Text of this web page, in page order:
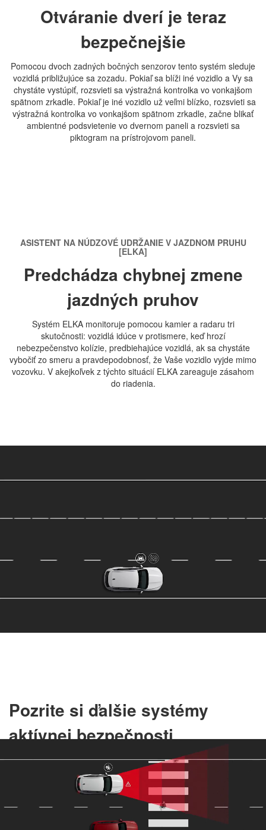
Otváranie dverí je teraz
bezpečnejšie
Pomocou dvoch zadných bočných senzorov tento systém sleduje
vozidlá približujúce sa zozadu. Pokiaľ sa blíži iné vozidlo a Vy sa
chystáte vystúpiť, rozsvieti sa výstražná kontrolka vo vonkajšom
spätnom zrkadle. Pokiaľ je iné vozidlo už veľmi blízko, rozsvieti sa
výstražná kontrolka vo vonkajšom spätnom zrkadle, začne blikať
ambientné podsvietenie vo dvernom paneli a rozsvieti sa
piktogram na prístrojovom paneli.
ASISTENT NA NÚDZOVÉ UDRŽANIE V JAZDNOM PRUHU
[ELKA]
Predchádza chybnej zmene
jazdných pruhov
Systém ELKA monitoruje pomocou kamier a radaru tri
skutočnosti: vozidlá idúce v protismere, keď hrozí
nebezpečenstvo kolízie, predbiehajúce vozidlá, ak sa chystáte
vybočiť zo smeru a pravdepodobnosť, že Vaše vozidlo vyjde mimo
vozovku. V akejkoľvek z týchto situácií ELKA zareaguje zásahom
do riadenia.
Pozrite si ďalšie systémy
aktívnej bezpečnosti